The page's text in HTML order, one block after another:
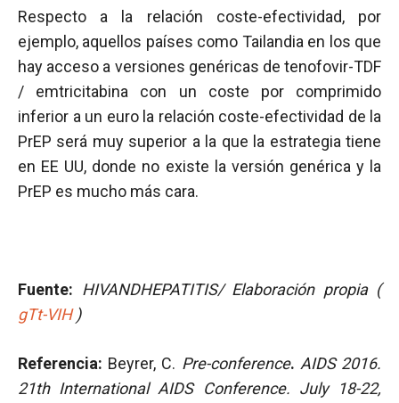
Respecto a la relación coste-efectividad, por
ejemplo, aquellos países como Tailandia en los que
hay acceso a versiones genéricas de tenofovir-TDF
/ emtricitabina con un coste por comprimido
inferior a un euro la relación coste-efectividad de la
PrEP será muy superior a la que la estrategia tiene
en EE UU, donde no existe la versión genérica y la
PrEP es mucho más cara.
Fuente: HIVANDHEPATITIS/ Elaboración propia (
gTt-VIH )
Referencia: Beyrer, C. Pre-conference. AIDS 2016.
21th International AIDS Conference. July 18-22,